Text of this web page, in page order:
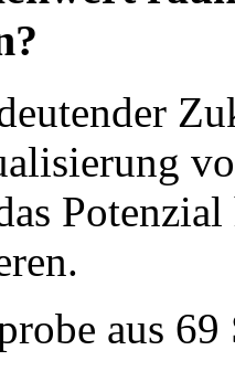
aus